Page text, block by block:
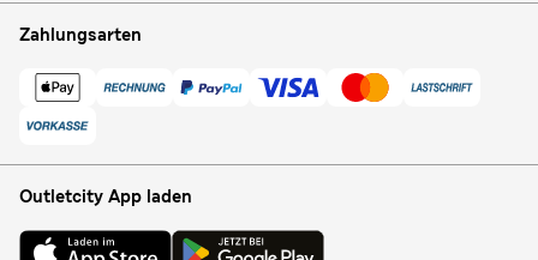
Zahlungsarten
Outletcity App laden